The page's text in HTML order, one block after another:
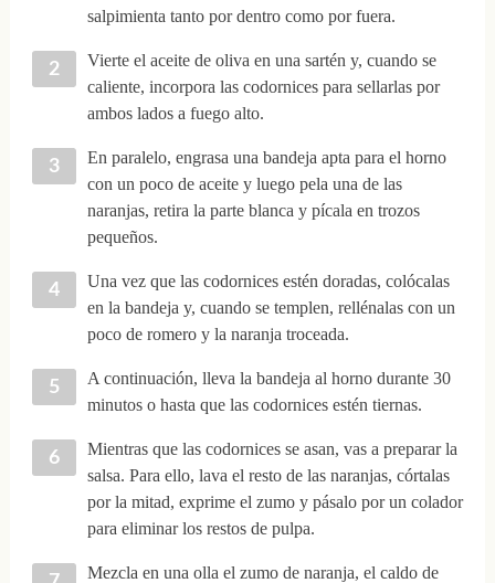
salpimienta tanto por dentro como por fuera.
Vierte el aceite de oliva en una sartén y, cuando se
caliente, incorpora las codornices para sellarlas por
ambos lados a fuego alto.
En paralelo, engrasa una bandeja apta para el horno
con un poco de aceite y luego pela una de las
naranjas, retira la parte blanca y pícala en trozos
pequeños.
Una vez que las codornices estén doradas, colócalas
en la bandeja y, cuando se templen, rellénalas con un
poco de romero y la naranja troceada.
A continuación, lleva la bandeja al horno durante 30
minutos o hasta que las codornices estén tiernas.
Mientras que las codornices se asan, vas a preparar la
salsa. Para ello, lava el resto de las naranjas, córtalas
por la mitad, exprime el zumo y pásalo por un colador
para eliminar los restos de pulpa.
Mezcla en una olla el zumo de naranja, el caldo de